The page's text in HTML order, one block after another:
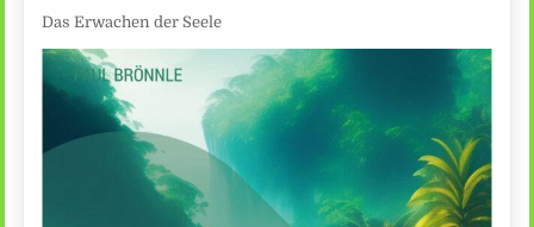
Das Erwachen der Seele